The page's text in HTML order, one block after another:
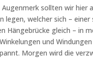
Augenmerk sollten wir hier
legen, welcher sich – einer
Hängebrücke gleich – in
und
Morgen wird die